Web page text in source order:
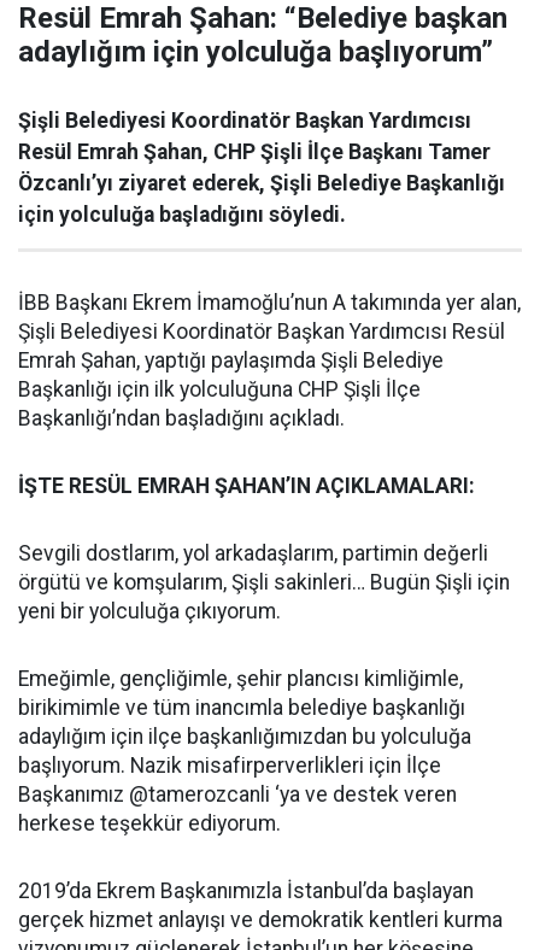
Resül Emrah Şahan: “Belediye başkan
adaylığım için yolculuğa başlıyorum”
Şişli Belediyesi Koordinatör Başkan Yardımcısı
Resül Emrah Şahan, CHP Şişli İlçe Başkanı Tamer
Özcanlı’yı ziyaret ederek, Şişli Belediye Başkanlığı
için yolculuğa başladığını söyledi.
İBB Başkanı Ekrem İmamoğlu’nun A takımında yer alan,
Şişli Belediyesi Koordinatör Başkan Yardımcısı Resül
Emrah Şahan, yaptığı paylaşımda Şişli Belediye
Başkanlığı için ilk yolculuğuna CHP Şişli İlçe
Başkanlığı’ndan başladığını açıkladı.
İŞTE RESÜL EMRAH ŞAHAN’IN AÇIKLAMALARI:
Sevgili dostlarım, yol arkadaşlarım, partimin değerli
örgütü ve komşularım, Şişli sakinleri… Bugün Şişli için
yeni bir yolculuğa çıkıyorum.
Emeğimle, gençliğimle, şehir plancısı kimliğimle,
birikimimle ve tüm inancımla belediye başkanlığı
adaylığım için ilçe başkanlığımızdan bu yolculuğa
başlıyorum. Nazik misafirperverlikleri için İlçe
Başkanımız @tamerozcanli ‘ya ve destek veren
herkese teşekkür ediyorum.
2019’da Ekrem Başkanımızla İstanbul’da başlayan
gerçek hizmet anlayışı ve demokratik kentleri kurma